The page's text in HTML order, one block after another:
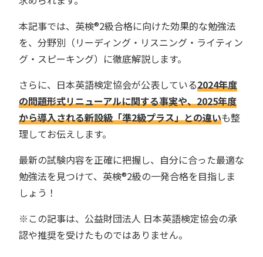
本記事では、英検®︎2級合格に向けた効果的な勉強法
を、分野別（リーディング・リスニング・ライティン
グ・スピーキング）に徹底解説します。
さらに、日本英語検定協会が公表している2024年度
の問題形式リニューアルに関する事実や、2025年度
から導入される新設級「準2級プラス」との違いも整
理してお伝えします。
最新の試験内容を正確に把握し、自分に合った最適な
勉強法を見つけて、英検®︎2級の一発合格を目指しま
しょう！
※この記事は、公益財団法人 日本英語検定協会の承
認や推奨を受けたものではありません。